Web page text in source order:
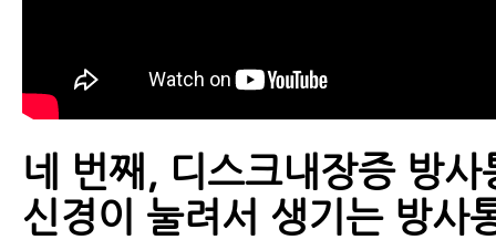
네 번째, 디스크내장증 방사
신경이 눌려서 생기는 방사